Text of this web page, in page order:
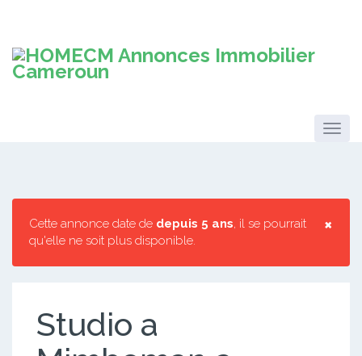
×
Cette annonce date de depuis 5 ans, il se pourrait
qu'elle ne soit plus disponible.
Studio a